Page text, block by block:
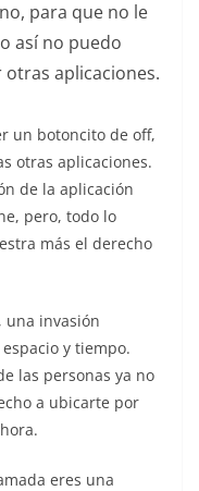
para que no le
así no puedo
aplicaciones.
un botoncito de off,
otras aplicaciones.
de la aplicación
pero, todo lo
más el derecho
una invasión
y tiempo.
las personas ya no
a ubicarte por
eres una